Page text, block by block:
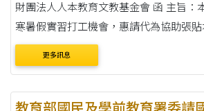
財團法人人本教育文教基金會 函 主旨：本會提供助教培訓及
寒暑假實習打工機會，惠請代為協助張
所佈告欄、電子郵件訊息。 說明： 一、本會為推廣創新數學
教學，以及提升孩子數學學習....
更多訊息